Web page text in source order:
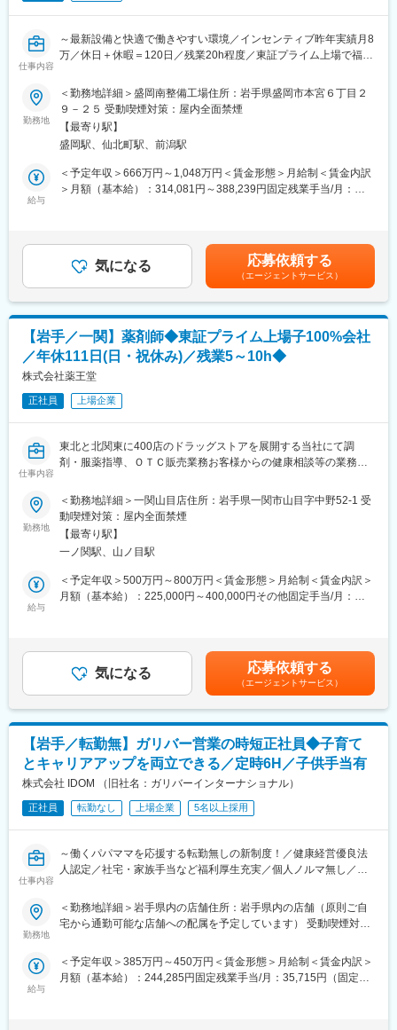
す。
変更の範囲：会社の定める業務
・年間休日125日（公休120日＋計画年休5日）
・月1回は土日休み取得可能
・空調完備の工場、最新設備導入済み
・共有工具を店舗備品として用意（自己負担なし）
※整備士＝休めない」というイメージを覆す職場です！
■キャリアアップ・評価制度
当社では、年功序列ではなく成果と実力を正当に評価します。
・一般スタッフ → チーフ → 工場長 → エリア統括
・工場長は年収1,000万円超も目指せる
※新規出店が続いているため、「ポストが詰まっていて昇格できな
い」という心配はありません。
■働き方について
ライフプランに合わせて、勤務スタイルを選択可能です。
・地域型：自宅から30km圏内のみ配属（転勤なし）
・中域型：エリア内での転勤あり
・グローバル型：全国転勤あり（手当充実）
※引越し費用会社負担（規定あり）
※住宅補助・家族手当・赴任補助など制度充実
■ 当社について
東証プライム上場・名証プレミア上場の安定基盤のもと、全国
投資しています。
仕事内容
～最新設備と快適で働きやすい環境／インセンティブ昨年実績月8
万／休日＋休暇＝120日／残業20h程度／東証プライム上場で福利
全国にあるIDOMの運営する整備工場で、『工場長』をお任せしま
す！
入社後6か月間は、工場長のサポートとして現場業務やシステム理
解等、必要な経験を積んで頂きます。
その後、新規工場の立ち上げ等に際して、工場長としてご活躍い
【具体的な業務内容】
（2）従業員の教育・育成
（3）整備業務
※入社後、3回以内に工場長ライセンステストを合格できなかった
場合は「工場長」ではなく「整備スタッフ」として勤務頂きま
す。
【IDOMならではのポイント！】
（1）出店好調で更なるキャリアアップ可能：
当社の営業利益は昨年比23％増（199億）を記録。それに伴い整
備工場の新規出店が進んでおり、来年4月までに最低でも10工場
など、整備経験が活きるキャリアの選択肢がさらに増えていく予
定です。
◇社員インタビュー
https://idom-inc.com/recruit/idomedia/008/
（2）最新設備の揃うメカニックファーストな作業環境
四輪アライメントテスターや立ったまま整備できる整備リフトな
（3）透明性のある工場運営
自動車修理をめぐる不正を防ぐための対策として、工場にカメラ
を3台ずつ設置。中古自動車業界全体が全方面から信頼される状態
を目指しています。
◇「透明性のある工場運営」について、3つの取り組みを徹底解説
https://youtu.be/ktj2fuK5CBg
■組織構成：30代～40代後半中心に活躍中。9割が中途入社です。
『日本のガリバーから世界のIDOMへ』東証プライム上場でクルマ
買取実績、中古車販売実績共に業界トップクラスの会社です。
勤務地
＜勤務地詳細＞盛岡南整備工場住所：岩手県盛岡市本宮６丁目２
９－２５ 受動喫煙対策：屋内全面禁煙
【最寄り駅】
盛岡駅、仙北町駅、前潟駅
給与
＜予定年収＞666万円～1,048万円＜賃金形態＞月給制＜賃金内訳
＞月額（基本給）：314,081円～388,239円固定残業手当/月：
年収には平均インセンティブを含みます（昨年支給実績8万/月）
昇給査定年1回賞与年2回（2024年支給実績３ヶ月分）賃金はあく
までも目安の金額であり、選考を通じて上下する可能性がありま
す。月給(月額)は固定手当を含めた表記です。
気になる 応募依頼する
（エージェントサービス）
【岩手／一関】薬剤師◆東証プライム上場子100%会社
／年休111日(日・祝休み)／残業5～10h◆
株式会社薬王堂
正社員 上場企業
仕事内容
東北と北関東に400店のドラッグストアを展開する当社にて調
剤・服薬指導、ＯＴＣ販売業務お客様からの健康相談等の業務を
現場での業務はもちろん、研修制度や勉強会などを通じて薬剤師
としてスキルアップできる環境が整っています。
地域の人々の健康を一緒に支えましょう！
■職務内容：
・調剤業務
・服薬指導
■プライベートも充実！
家族と過ごす時間を大切にしたいという方が安心して働ける体制
ワークライフバランスを重要視しているので当社ではスタッフが
安心して長く働いています。
■薬剤師の資格手当あり！
薬剤師の資格を生かして、調剤とＯＴＣ業務の双方で活躍してい
ただけます。
また、社内外の研修や勉強会が充実しているので、薬剤師として
さらにスキルアップできます。
資格手当も支給されるので、モチベーションもしっかりと保てま
す。成長著しい薬王堂で、私たちと一緒にスキルアップしましょ
薬剤師手当：100,000円／月
制度・福利厚生・働きやすさ…。近年職場環境の充実を図り、離
職率の低さを実現しています。
勤務地
＜勤務地詳細＞一関山目店住所：岩手県一関市山目字中野52-1 受
動喫煙対策：屋内全面禁煙
【最寄り駅】
一ノ関駅、山ノ目駅
給与
＜予定年収＞500万円～800万円＜賃金形態＞月給制＜賃金内訳＞
月額（基本給）：225,000円～400,000円その他固定手当/月：
過去実績4.5ヶ月分■その他固定手当：薬剤師手当100,000円/月賃
金はあくまでも目安の金額であり、選考を通じて上下する可能性
があります。月給(月額)は固定手当を含めた表記です。
気になる 応募依頼する
（エージェントサービス）
【岩手／転勤無】ガリバー営業の時短正社員◆子育て
とキャリアアップを両立できる／定時6H／子供手当有
株式会社 IDOM （旧社名：ガリバーインターナショナル）
正社員 転勤なし 上場企業 5名以上採用
仕事内容
～働くパパママを応援する転勤無しの新制度！／健康経営優良法
人認定／社宅・家族手当など福利厚生充実／個人ノルマ無し／正
ム上場／中古車販売実績業界トップクラス～
ど）をお任せします。お客様それぞれの生活背景、使用用途、未
来設計、価値観に耳を傾け、最適な車との出会いをサポートする
勤務地
＜勤務地詳細＞岩手県内の店舗住所：岩手県内の店舗（原則ご自
宅から通勤可能な店舗への配属を予定しています） 受動喫煙対
給与
＜予定年収＞385万円～450万円＜賃金形態＞月給制＜賃金内訳＞
月額（基本給）：244,285円固定残業手当/月：35,715円（固定残